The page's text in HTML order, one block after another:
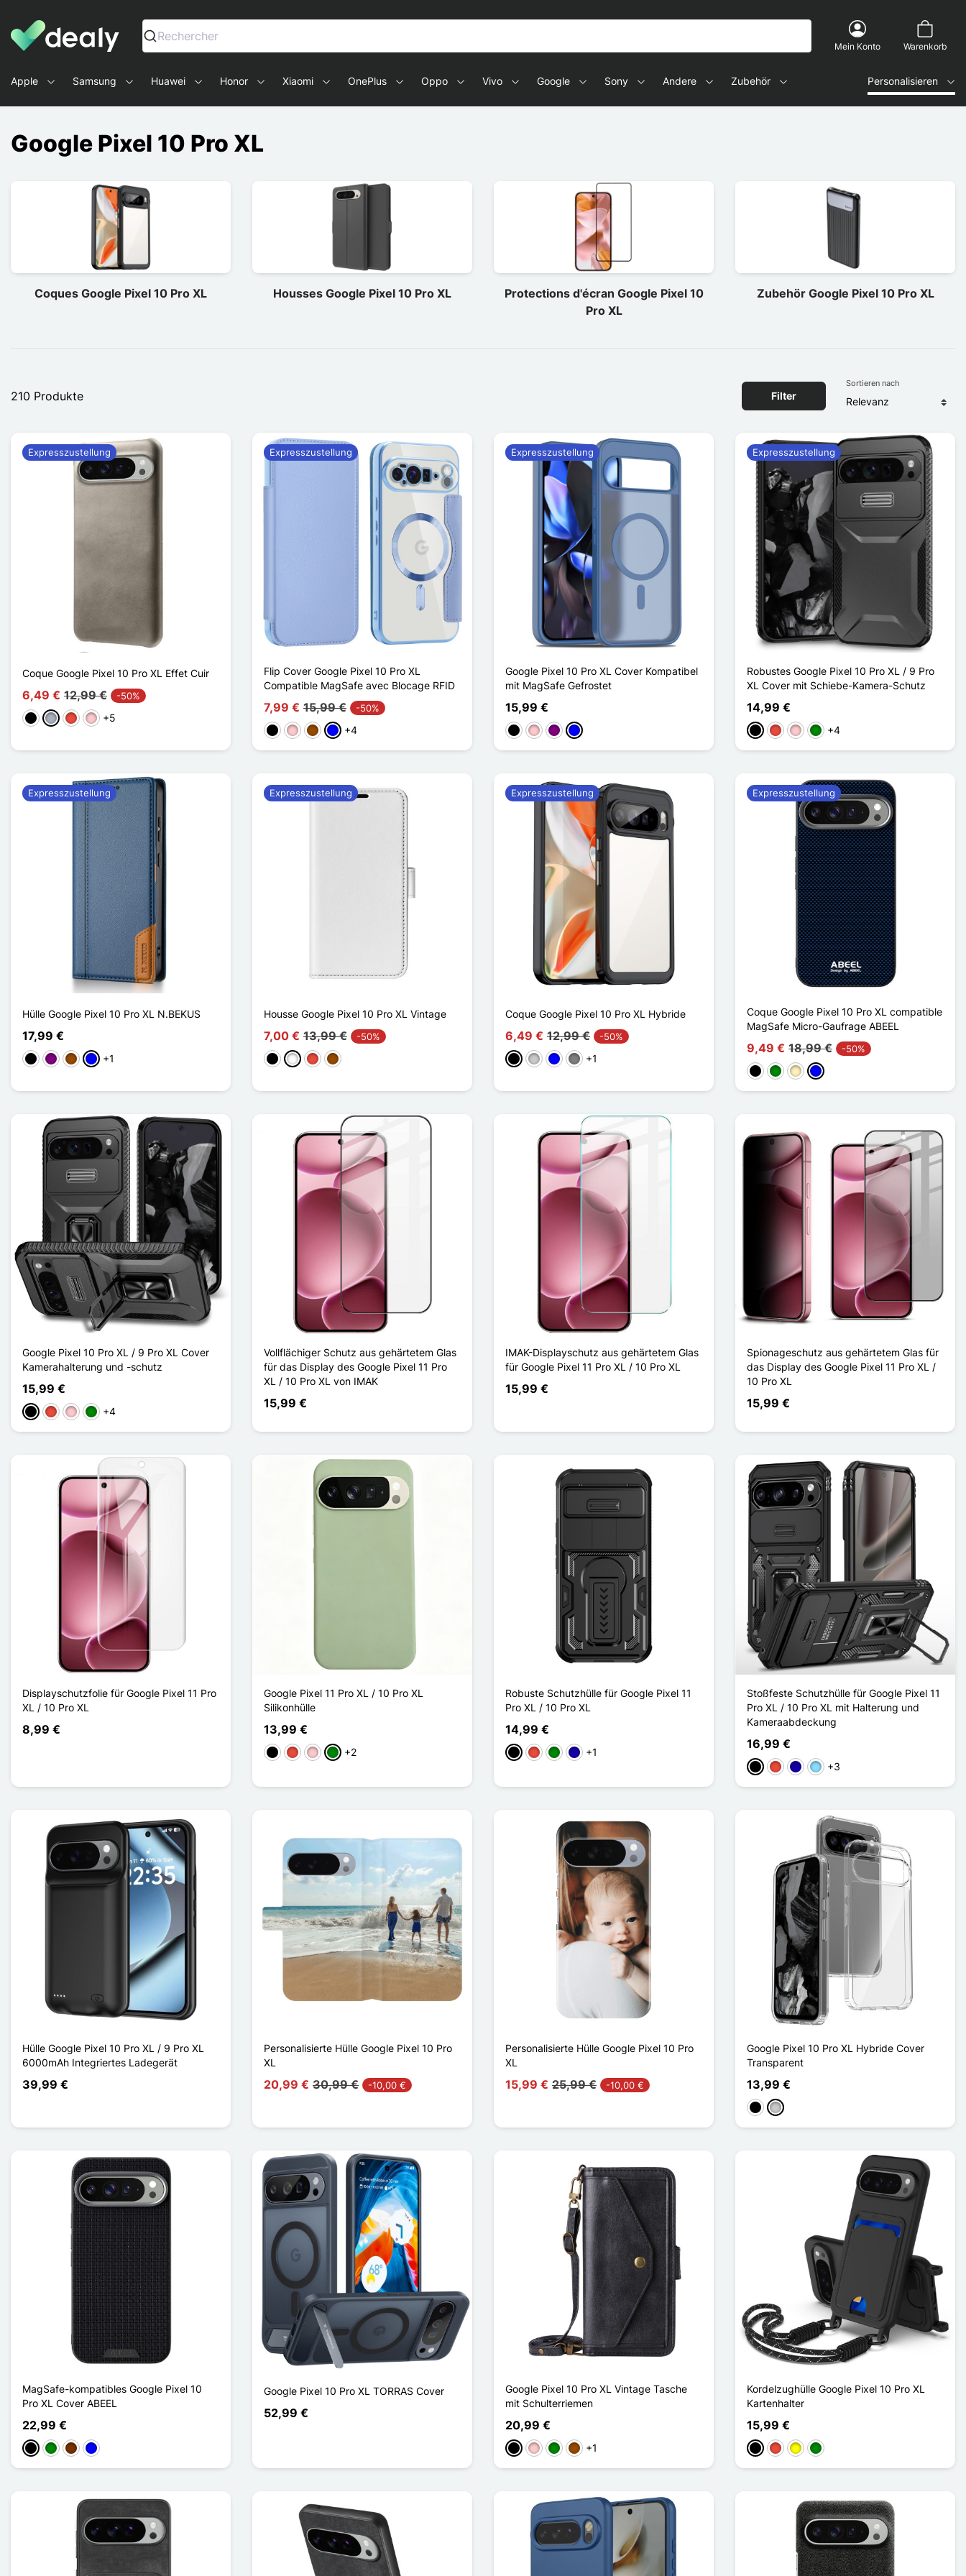
Dealy - Hüllen und Zubehör für Smartphones und Tablets
Rechercher
Mein Konto Warenkorb
Apple Samsung Huawei Honor Xiaomi OnePlus Oppo Vivo Google Sony Andere Zubehör Personalisieren
Google Pixel 10 Pro XL
Coques Google Pixel 10 Pro XL Housses Google Pixel 10 Pro XL
Protections d'écran Google Pixel 10
Pro XL
Zubehör Google Pixel 10 Pro XL
210 Produkte Filter
Sortieren nach
Coque Google Pixel 10 Pro XL Effet Cuir
6,49 € 12,99 € -50%
Schwarz
GrauRot Pink+5
Expresszustellung
Flip Cover Google Pixel 10 Pro XL
Compatible MagSafe avec Blocage RFID
7,99 € 15,99 € -50%
Schwarz
PinkBraunBlau+4
Expresszustellung
Google Pixel 10 Pro XL Cover Kompatibel
mit MagSafe Gefrostet
15,99 €
Schwarz
PinkViolett
Blau
Expresszustellung
Robustes Google Pixel 10 Pro XL / 9 Pro
XL Cover mit Schiebe-Kamera-Schutz
14,99 €
Schwarz
Rot PinkGrün+4
Expresszustellung
Hülle Google Pixel 10 Pro XL N.BEKUS
17,99 €
Schwarz
ViolettBraunBlau+1
Expresszustellung
Housse Google Pixel 10 Pro XL Vintage
7,00 € 13,99 € -50%
Schwarz
WeißRot Braun
Expresszustellung
Coque Google Pixel 10 Pro XL Hybride
6,49 € 12,99 € -50%
SchwarzTransparent
BlauGris Transparent
+1
Expresszustellung
Coque Google Pixel 10 Pro XL compatible
MagSafe Micro-Gaufrage ABEEL
9,49 € 18,99 € -50%
Schwarz
GrünGolden
Blau
Expresszustellung
Google Pixel 10 Pro XL / 9 Pro XL Cover
Kamerahalterung und -schutz
15,99 €
Schwarz
Rot PinkGrün+4
Vollflächiger Schutz aus gehärtetem Glas
für das Display des Google Pixel 11 Pro
XL / 10 Pro XL von IMAK
15,99 €
IMAK-Displayschutz aus gehärtetem Glas
für Google Pixel 11 Pro XL / 10 Pro XL
15,99 €
Spionageschutz aus gehärtetem Glas für
das Display des Google Pixel 11 Pro XL /
10 Pro XL
15,99 €
Displayschutzfolie für Google Pixel 11 Pro
XL / 10 Pro XL
8,99 €
Google Pixel 11 Pro XL / 10 Pro XL
Silikonhülle
13,99 €
Schwarz
Rot PinkGrün+2
Robuste Schutzhülle für Google Pixel 11
Pro XL / 10 Pro XL
14,99 €
Schwarz
Rot GrünDunkelblau
+1
Stoßfeste Schutzhülle für Google Pixel 11
Pro XL / 10 Pro XL mit Halterung und
Kameraabdeckung
16,99 €
Schwarz
Rot Dunkelblau
Hellblau
+3
Hülle Google Pixel 10 Pro XL / 9 Pro XL
6000mAh Integriertes Ladegerät
39,99 €
Personalisierte Hülle Google Pixel 10 Pro
XL
20,99 € 30,99 € -10,00 €
Personalisierte Hülle Google Pixel 10 Pro
XL
15,99 € 25,99 € -10,00 €
Google Pixel 10 Pro XL Hybride Cover
Transparent
13,99 €
SchwarzTransparent
MagSafe-kompatibles Google Pixel 10
Pro XL Cover ABEEL
22,99 €
Schwarz
GrünKaffee
Blau
Google Pixel 10 Pro XL TORRAS Cover
52,99 €
Google Pixel 10 Pro XL Vintage Tasche
mit Schulterriemen
20,99 €
Schwarz
PinkGrünBraun
+1
Kordelzughülle Google Pixel 10 Pro XL
Kartenhalter
15,99 €
Schwarz
Rot GelbGrün